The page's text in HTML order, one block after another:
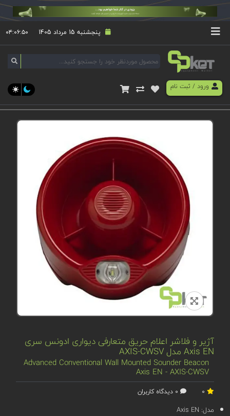
پنجشنبه 15 مرداد 1405 ۰۴:۰۶:۵۰
ورود/ ثبت نام
آژیر و فلاشر اعلام حریق متعارفی دیواری ادونس سری
Axis EN مدل AXIS-CWSV
Advanced Conventional Wall Mounted Sounder Beacon
Axis EN - AXIS-CWSV
مدل: Axis EN